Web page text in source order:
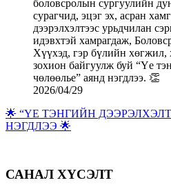
2026/04/29
🌟 “ҮЕ ТЭНГИЙН
НЭГДЛЭЭ 🌟
САНАЛ ХҮСЭЛТ